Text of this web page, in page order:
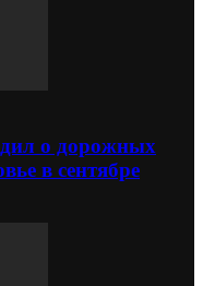
о дорожных
в сентябре